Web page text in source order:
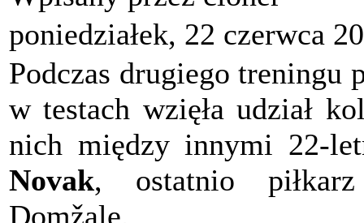
poniedziałek, 22 czerwca
Podczas drugiego
w testach wzięła udział
nich między innymi 22-
Novak, ostatnio
Domžale.